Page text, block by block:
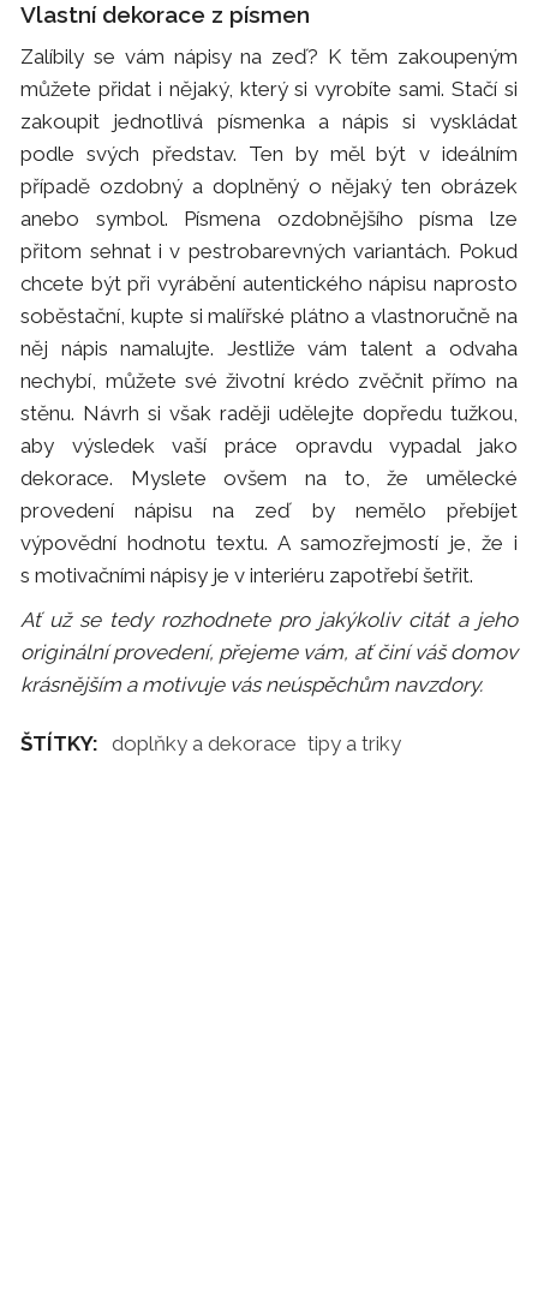
Vlastní dekorace z písmen
Zalíbily se vám nápisy na zeď? K těm zakoupeným
můžete přidat i nějaký, který si vyrobíte sami. Stačí si
zakoupit jednotlivá písmenka a nápis si vyskládat
podle svých představ. Ten by měl být v ideálním
případě ozdobný a doplněný o nějaký ten obrázek
anebo symbol. Písmena ozdobnějšího písma lze
přitom sehnat i v pestrobarevných variantách. Pokud
chcete být při vyrábění autentického nápisu naprosto
soběstační, kupte si malířské plátno a vlastnoručně na
něj nápis namalujte. Jestliže vám talent a odvaha
nechybí, můžete své životní krédo zvěčnit přímo na
stěnu. Návrh si však raději udělejte dopředu tužkou,
aby výsledek vaší práce opravdu vypadal jako
dekorace. Myslete ovšem na to, že umělecké
provedení nápisu na zeď by nemělo přebíjet
výpovědní hodnotu textu. A samozřejmostí je, že i
s motivačními nápisy je v interiéru zapotřebí šetřit.
Ať už se tedy rozhodnete pro jakýkoliv citát a jeho
originální provedení, přejeme vám, ať činí váš domov
krásnějším a motivuje vás neúspěchům navzdory.
ŠTÍTKY: doplňky a dekorace tipy a triky